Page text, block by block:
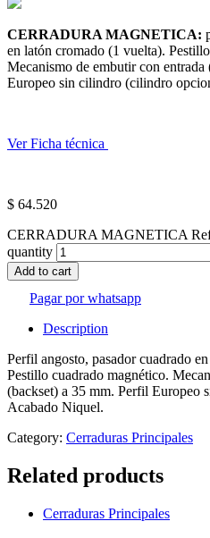
CERRADURA MAGNETICA:
en latón cromado (1 vuelta).
Mecanismo de embutir con
Europeo sin cilindro (cilindro
Ver Ficha técnica
$ 64.520
CERRADURA MAGNETICA
quantity
Add to cart
Pagar por whatsapp
Description
Perfil angosto, pasador cuadrado
Pestillo cuadrado magnético.
(backset) a 35 mm. Perfil Europeo
Acabado Niquel.
Category: Cerraduras Principales
Related products
Cerraduras Principales